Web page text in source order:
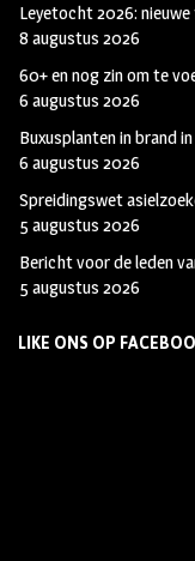
Leyetocht 2026:
8 augustus 2026
60+ en nog zin om te
6 augustus 2026
Buxusplanten in brand
6 augustus 2026
Spreidingswet
5 augustus 2026
Bericht voor de leden
5 augustus 2026
LIKE ONS OP